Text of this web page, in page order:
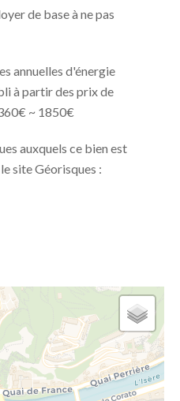
de base à ne pas
annuelles d'énergie
à partir des prix de
~ 1850€
auxquels ce bien est
site Géorisques :